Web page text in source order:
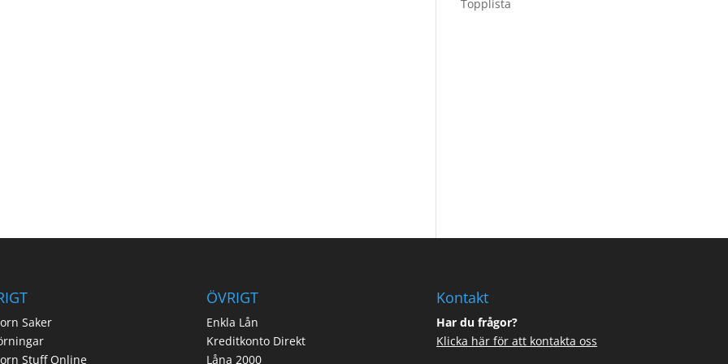
Topplista
Saker
Stuff Online
ÖVRIGT
Enkla Lån
Kreditkonto Direkt
Låna 2000
Kontakt
Har du frågor?
Klicka här för att kontakta oss